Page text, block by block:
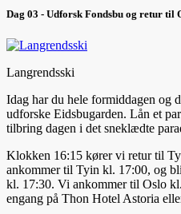
Dag 03 - Udforsk Fondsbu og retur til
Langrendsski
Idag har du hele formiddagen og
udforske Eidsbugarden. Lån et
tilbring dagen i det sneklædte
Klokken 16:15 kører vi retur til
ankommer til Tyin kl. 17:00, og
kl. 17:30. Vi ankommer til Oslo
engang på Thon Hotel Astoria